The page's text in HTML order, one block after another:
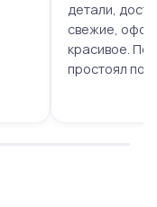
детали,
свежие,
красивое.
простоял